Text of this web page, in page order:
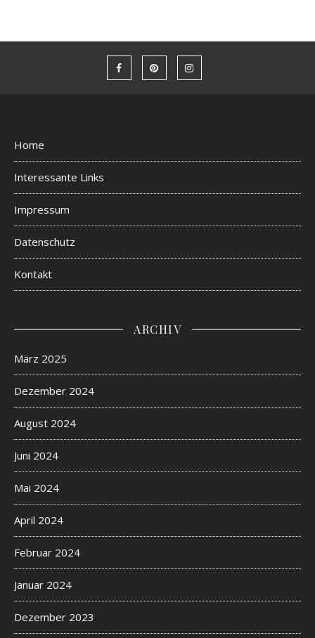
Home
Interessante Links
Impressum
Datenschutz
Kontakt
ARCHIV
März 2025
Dezember 2024
August 2024
Juni 2024
Mai 2024
April 2024
Februar 2024
Januar 2024
Dezember 2023